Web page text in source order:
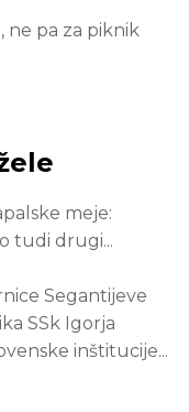
ne pa za piknik
meje:
tudi drugi...
Segantijeve
SSk Igorja
inštitucije...